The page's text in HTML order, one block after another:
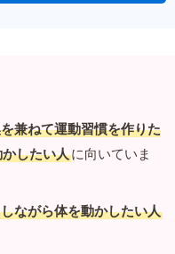
兼ねて運動習慣を作りた
したい人に向いていま
ながら体を動かしたい人